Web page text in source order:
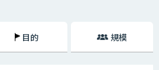
企業でも関わりのある業務をご紹介いたし
目的 規模